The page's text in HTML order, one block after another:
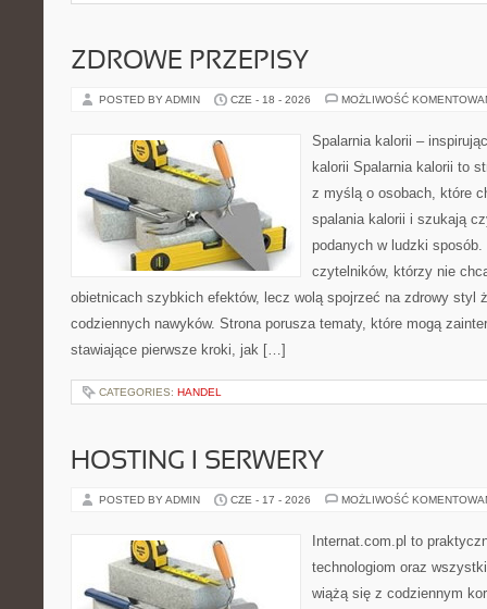
ZDROWE PRZEPISY
POSTED BY ADMIN CZE - 18 - 2026 MOŻLIWOŚĆ
Spalarnia kalorii –
kalorii Spalarnia kalorii to
z myślą o osobach, które
spalania kalorii i szukają
podanych w ludzki sposób.
czytelników, którzy nie
obietnicach szybkich efektów, lecz wolą spojrzeć na zdrowy styl
codziennych nawyków. Strona porusza tematy, które mogą
stawiające pierwsze kroki, jak […]
CATEGORIES: HANDEL
HOSTING I SERWERY
POSTED BY ADMIN CZE - 17 - 2026 MOŻLIWOŚĆ
Internat.com.pl to
technologiom oraz
wiążą się z codziennym